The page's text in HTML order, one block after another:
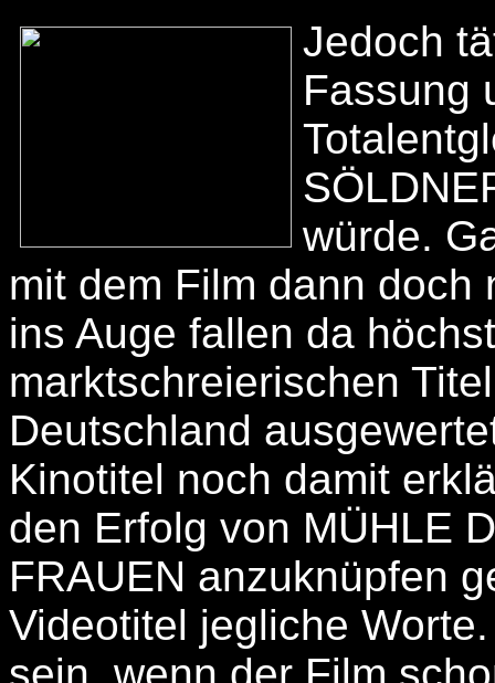
Jedoch
Fassung
würde.
mit dem Film dann
ins Auge fallen da
marktschreierischen
Deutschland
Kinotitel noch damit
den Erfolg von MÜHLE
FRAUEN anzuknüpfen
Videotitel jegliche